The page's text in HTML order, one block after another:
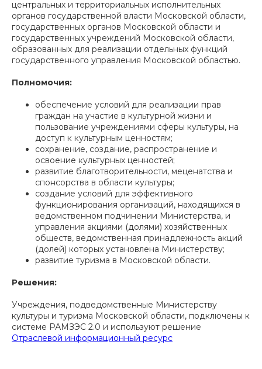
центральных и территориальных исполнительных
органов государственной власти Московской области,
государственных органов Московской области и
государственных учреждений Московской области,
образованных для реализации отдельных функций
государственного управления Московской областью.
Полномочия:
обеспечение условий для реализации прав
граждан на участие в культурной жизни и
пользование учреждениями сферы культуры, на
доступ к культурным ценностям;
сохранение, создание, распространение и
освоение культурных ценностей;
развитие благотворительности, меценатства и
спонсорства в области культуры;
создание условий для эффективного
функционирования организаций, находящихся в
ведомственном подчинении Министерства, и
управления акциями (долями) хозяйственных
обществ, ведомственная принадлежность акций
(долей) которых установлена Министерству;
развитие туризма в Московской области.
Решения:
Учреждения, подведомственные Министерству
культуры и туризма Московской области, подключены к
системе РАМЗЭС 2.0 и используют решение
Отраслевой информационный ресурс